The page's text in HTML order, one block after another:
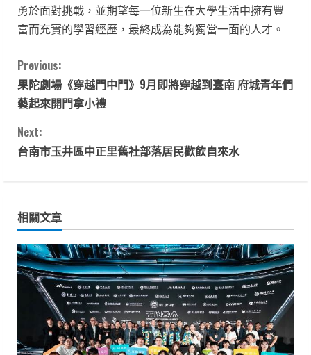
勇於面對挑戰，並期望每一位新生在大學生活中擁有豐
富而充實的學習經歷，最終成為能夠獨當一面的人才。
C
o
n
t
n
u
e
e
Previous:
果陀劇場《穿越門中門》9月即將穿越到臺南 府城青年們
藝起來開門拿小禮
Next:
台南市玉井區中正里舊社部落居民歡飲自來水
相關文章